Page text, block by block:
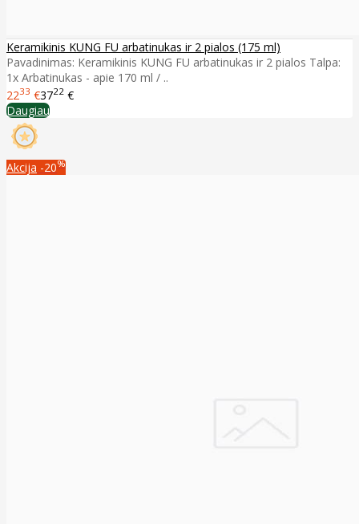
Keramikinis KUNG FU arbatinukas ir 2 pialos (175 ml)
Pavadinimas: Keramikinis KUNG FU arbatinukas ir 2 pialos Talpa:
1x Arbatinukas - apie 170 ml / ..
2233 €3722 €
Daugiau
Akcija -20%